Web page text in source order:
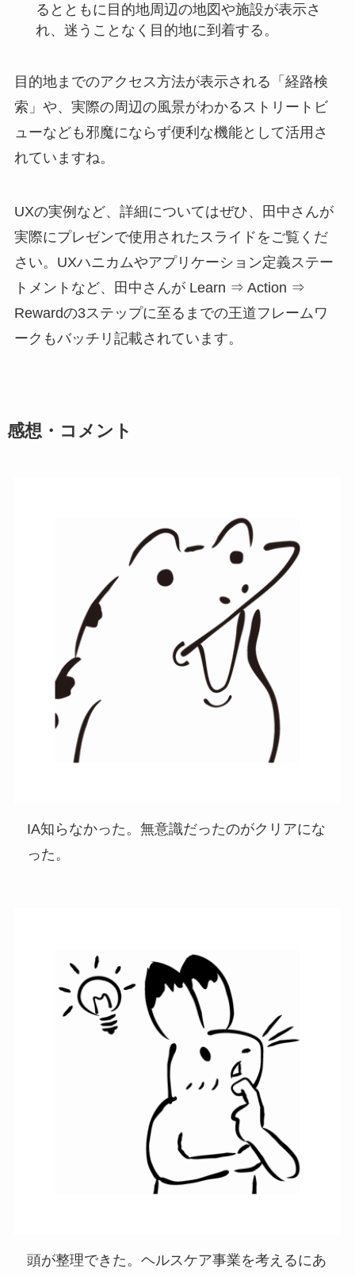
るとともに目的地周辺の地図や施設が表示さ
れ、迷うことなく目的地に到着する。
目的地までのアクセス方法が表示される「経路検
索」や、実際の周辺の風景がわかるストリートビ
ューなども邪魔にならず便利な機能として活用さ
れていますね。
UXの実例など、詳細についてはぜひ、田中さんが
実際にプレゼンで使用されたスライドをご覧くだ
さい。UXハニカムやアプリケーション定義ステー
トメントなど、田中さんが Learn ⇒ Action ⇒
Rewardの3ステップに至るまでの王道フレームワ
ークもバッチリ記載されています。
感想・コメント
IA知らなかった。無意識だったのがクリアにな
った。
頭が整理できた。ヘルスケア事業を考えるにあ